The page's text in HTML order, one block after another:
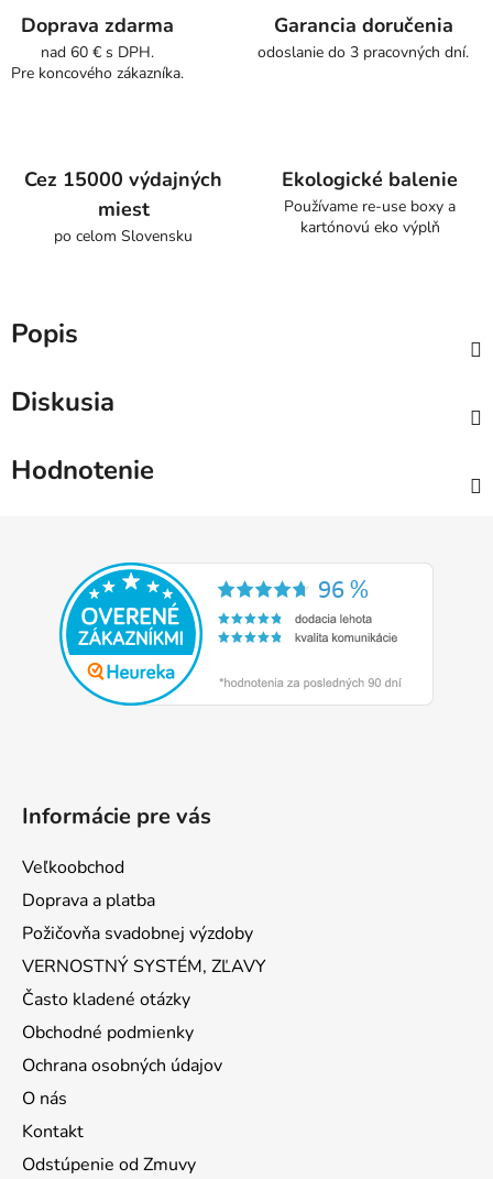
Doprava zdarma
nad 60 € s DPH.
Pre koncového zákazníka.
Garancia doručenia
odoslanie do 3 pracovných dní.
Cez 15000 výdajných
miest
po celom Slovensku
Ekologické balenie
Používame re-use boxy a
kartónovú eko výplň
Popis
Diskusia
Hodnotenie
Informácie pre vás
Veľkoobchod
Doprava a platba
Požičovňa svadobnej výzdoby
VERNOSTNÝ SYSTÉM, ZĽAVY
Často kladené otázky
Obchodné podmienky
Ochrana osobných údajov
O nás
Kontakt
Odstúpenie od Zmuvy